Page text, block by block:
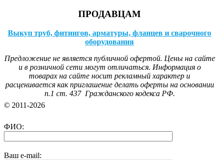
ПРОДАВЦАМ
Выкуп труб, фитингов, арматуры, фланцев и сварочного
оборудования
Предложение не является публичной офертой. Цены на сайте
и в розничной сети могут отличаться. Информация о
товарах на сайте носит рекламный характер и
расценивается как приглашение делать оферты на основании
п.1 ст. 437 Гражданского кодекса РФ.
© 2011-2026
ФИО:
Ваш e-mail: